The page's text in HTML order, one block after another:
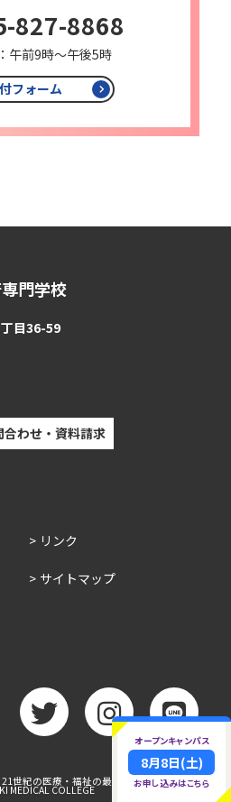
827-8868
午前9時〜午後5時
フォーム
門学校
目36-59
合わせ・資料請求
リンク
サイトマップ
Instagram
LINE
世紀の医療・福祉の最前線をめざそう！ -
MEDICAL COLLEGE
オープンキャンパス
8月8日(土)
お申し込みはこちら